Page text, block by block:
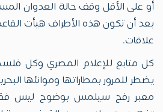
أو على الأقل وقف حالة العدوان
بعد أن تكون هذه الأطراف هيأت
علاقات.
كل متابع للإعلام المصري وكل
يضطر للمرور بمطاراتها وموانئها
معبر رفح سيلمس بوضوح ليس